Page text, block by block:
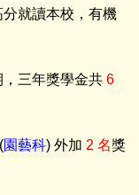
分就讀本校，有機
三年獎學金共 6
園藝科) 外加 2 名獎